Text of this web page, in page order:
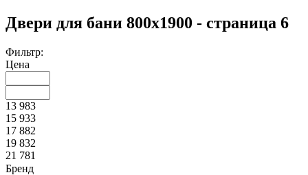
Двери для бани 800х1900 - страница 6
Фильтр:
Цена
13 983
15 933
17 882
19 832
21 781
Бренд